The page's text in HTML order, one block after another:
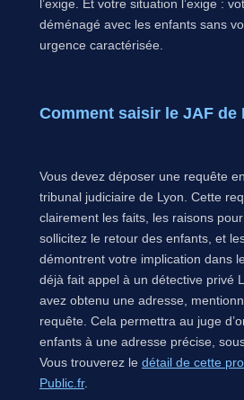
l’exige. Et votre situation l’exige :
déménagé avec les enfants sans
urgence caractérisée.
Comment saisir le JAF de
Vous devez déposer une requête
tribunal judiciaire de Lyon. Cette
clairement les faits, les raisons
sollicitez le retour des enfants, et
démontrent votre implication dans
déjà fait appel à un détective privé
avez obtenu une adresse,
requête. Cela permettra au juge
enfants à une adresse précise,
Vous trouverez le détail de cette
Public.fr.